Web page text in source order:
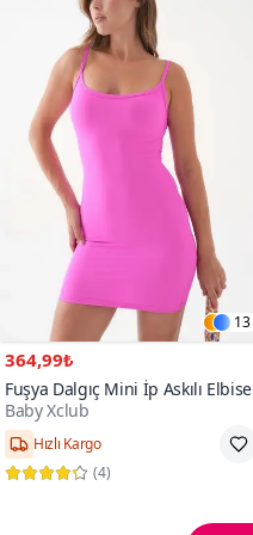
13
364,99₺
Fuşya Dalgıç Mini İp Askılı Elbise
Baby Xclub
100+kişi favoriledi!
(4)